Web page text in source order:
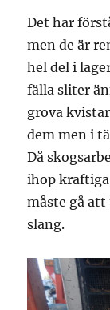
Det har
men de är
hel del i
fälla sliter
grova
dem men i
Då
ihop
måste gå
slang.